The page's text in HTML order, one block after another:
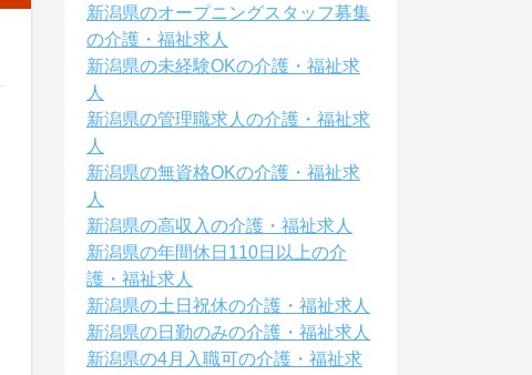
新潟県のオープニングスタッフ募集
の介護・福祉求人
新潟県の未経験OKの介護・福祉求
人
新潟県の管理職求人の介護・福祉求
人
新潟県の無資格OKの介護・福祉求
人
新潟県の高収入の介護・福祉求人
新潟県の年間休日110日以上の介
護・福祉求人
新潟県の土日祝休の介護・福祉求人
新潟県の日勤のみの介護・福祉求人
新潟県の4月入職可の介護・福祉求